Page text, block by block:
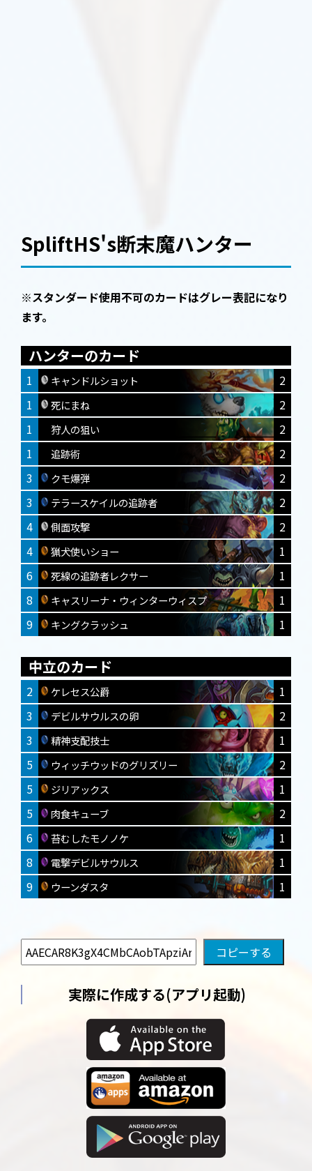
SpliftHS's断末魔ハンター
※スタンダード使用不可のカードはグレー表記になり
ます。
ハンターのカード
1 キャンドルショット
2
1
死にまね
2
1
狩人の狙い
2
1
追跡術
2
3
クモ爆弾
2
3
テラースケイルの追跡者
2
4
側面攻撃
2
4
猟犬使いショー
1
6
死線の追跡者レクサー
1
8
キャスリーナ・ウィンターウィスプ
1
9
キングクラッシュ 1
中立のカード
2 ケレセス公爵
1
3
デビルサウルスの卵
2
3
精神支配技士
1
5
ウィッチウッドのグリズリー
2
5
ジリアックス
1
5
肉食キューブ
2
6
苔むしたモノノケ
1
8
電撃デビルサウルス
1
9
ウーンダスタ 1
実際に作成する(アプリ起動)